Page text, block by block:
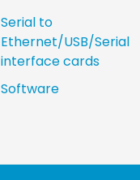
Serial to
Ethernet/USB/Serial
interface cards
Software